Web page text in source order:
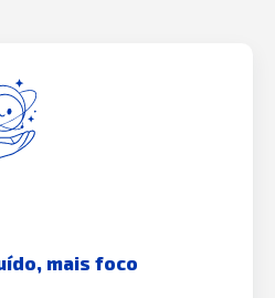
mais foco